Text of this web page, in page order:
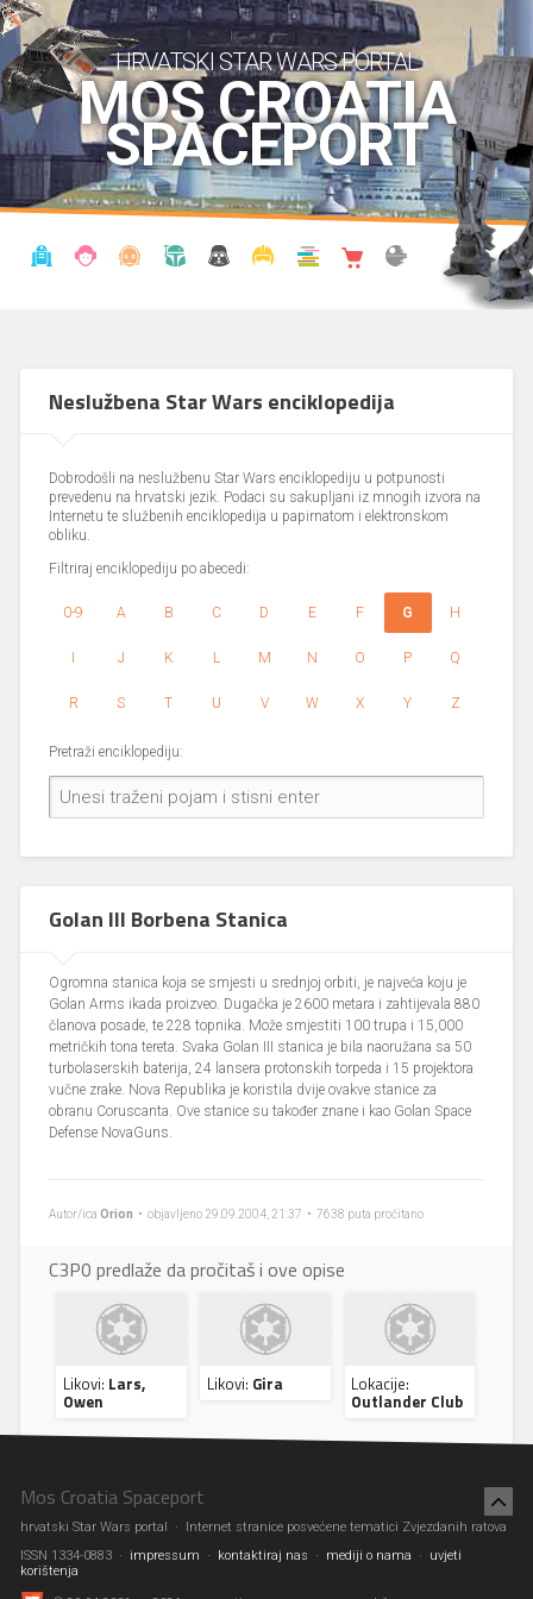
HRVATSKI STAR WARS PORTAL
MOS CROATIA
SPACEPORT
Neslužbena Star Wars enciklopedija
Dobrodošli na neslužbenu Star Wars enciklopediju u potpunosti
prevedenu na hrvatski jezik. Podaci su sakupljani iz mnogih izvora na
Internetu te službenih enciklopedija u papirnatom i elektronskom
obliku.
Filtriraj enciklopediju po abecedi:
0-9 A B C D E F G H
I J K L M N O P Q
R S T U V W X Y Z
Pretraži enciklopediju:
Golan III Borbena Stanica
Ogromna stanica koja se smjesti u srednjoj orbiti, je najveća koju je
Golan Arms ikada proizveo. Dugačka je 2600 metara i zahtijevala 880
članova posade, te 228 topnika. Može smjestiti 100 trupa i 15,000
metričkih tona tereta. Svaka Golan III stanica je bila naoružana sa 50
turbolaserskih baterija, 24 lansera protonskih torpeda i 15 projektora
vučne zrake. Nova Republika je koristila dvije ovakve stanice za
obranu Coruscanta. Ove stanice su također znane i kao Golan Space
Defense NovaGuns.
Autor/icaOrion • objavljeno 29.09.2004, 21:37 • 7638 puta pročitano
C3P0 predlaže da pročitaš i ove opise
Likovi: Lars,
Owen
Likovi: Gira Lokacije:
Outlander Club
Mos Croatia Spaceport
hrvatski Star Wars portal · Internet stranice posvećene tematici Zvjezdanih ratova
ISSN 1334-0883 ·
impressum · kontaktiraj nas · mediji o nama ·
uvjeti
korištenja